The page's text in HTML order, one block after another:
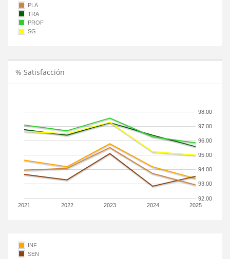
PLA
TRA
PROF
SG
% Satisfacción
2021 2022 2023 2024 2025
92.00
93.00
94.00
95.00
96.00
97.00
98.00
INF
SEN